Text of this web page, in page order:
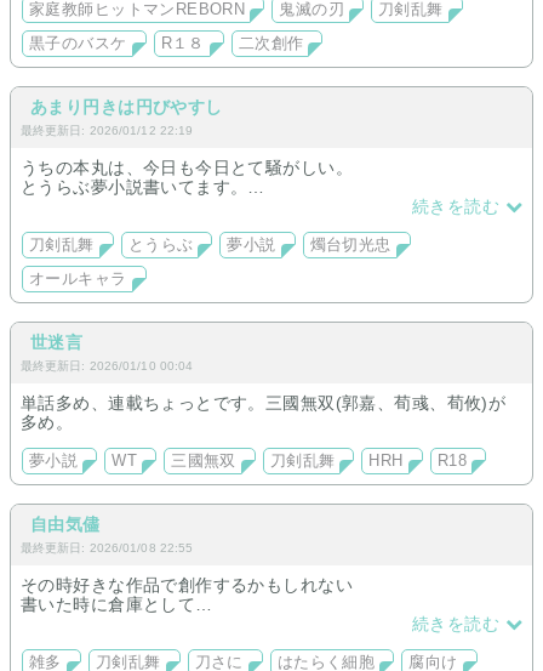
家庭教師ヒットマンREBORN 鬼滅の刃
刀剣乱舞
黒子のバスケ
R１８ 二次創作
あまり円きは円びやすし
最終更新日: 2026/01/12 22:19
うちの本丸は、今日も今日とて騒がしい。
とうらぶ夢小説書いてます。
一応燭さに♀ですがギャグばかりのオールキャラです。
基本的に自己満置き場。
続きを読む
刀剣乱舞 とうらぶ 夢小説
燭台切光忠
オールキャラ
世迷言
最終更新日: 2026/01/10 00:04
単話多め、連載ちょっとです。三國無双(郭嘉、荀彧、荀攸)が
多め。
夢小説 WT 三國無双 刀剣乱舞 HRH R18
自由気儘
最終更新日: 2026/01/08 22:55
その時好きな作品で創作するかもしれない
書いた時に倉庫として
続きを読む
雑多 刀剣乱舞 刀さに はたらく細胞 腐向け